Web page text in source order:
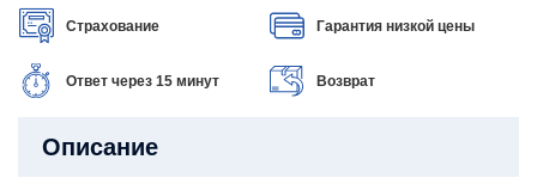
Страхование Гарантия низкой цены
Ответ через 15 минут Возврат
Описание